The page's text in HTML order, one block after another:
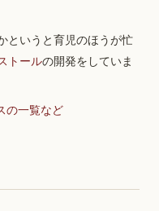
というと育児のほうが忙
トールの開発をしていま
の一覧など